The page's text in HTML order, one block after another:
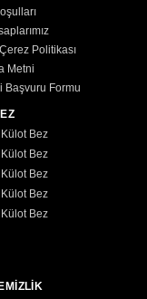
Politikası
Metni
Başvuru Formu
Bez
Bez
Bez
Bez
Bez